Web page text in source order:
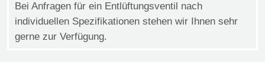
Bei Anfragen für ein Entlüftungsventil nach
individuellen Spezifikationen stehen wir Ihnen sehr
gerne zur Verfügung.